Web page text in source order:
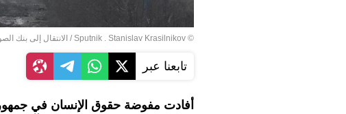
© Sputnik . Stanislav Krasilnikov
/ الانتقال إلى بنك
تابعنا عبر
أفادت مفوضة حقوق الإنسان في